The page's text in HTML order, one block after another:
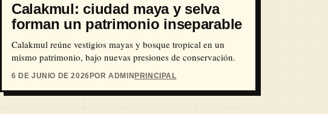
Calakmul: ciudad maya y selva
forman un patrimonio inseparable
Calakmul reúne vestigios mayas y bosque tropical en un
mismo patrimonio, bajo nuevas presiones de conservación.
6 DE JUNIO DE 2026 POR ADMIN PRINCIPAL